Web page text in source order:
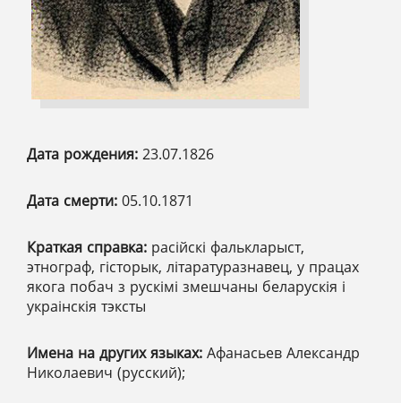
Дата рождения: 23.07.1826
Дата смерти: 05.10.1871
Краткая справка: расійскі фалькларыст,
этнограф, гісторык, літаратуразнавец, у працах
якога побач з рускімі змешчаны беларускія і
украінскія тэксты
Имена на других языках: Афанасьев Александр
Николаевич (русский);